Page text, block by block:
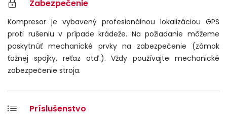
Zabezpečenie
Kompresor je vybavený profesionálnou lokalizáciou GPS
proti rušeniu v prípade krádeže. Na požiadanie môžeme
poskytnúť mechanické prvky na zabezpečenie (zámok
ťažnej spojky, reťaz atď.). Vždy používajte mechanické
zabezpečenie stroja.
Príslušenstvo